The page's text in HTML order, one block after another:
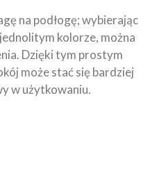
na podłogę; wybierając
kolorze, można
Dzięki tym prostym
może stać się bardziej
w użytkowaniu.